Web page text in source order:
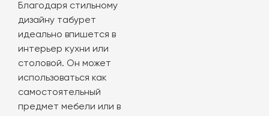
Благодаря стильному
дизайну табурет
идеально впишется в
интерьер кухни или
столовой. Он может
использоваться как
самостоятельный
предмет мебели или в